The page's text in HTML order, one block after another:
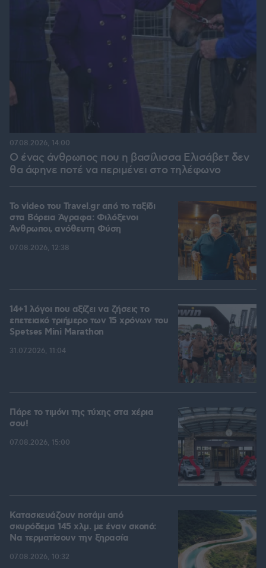
Ο ένας άνθρωπος που η βασίλισσα Ελισάβετ δεν
θα άφηνε ποτέ να περιμένει στο τηλέφωνο
07.08.2026, 14:00
To video του Travel.gr από το ταξίδι
στα Βόρεια Άγραφα: Φιλόξενοι
Άνθρωποι, ανόθευτη Φύση
07.08.2026, 12:38
14+1 λόγοι που αξίζει να ζήσεις το
επετειακό τριήμερο των 15 χρόνων του
Spetses Mini Marathon
31.07.2026, 11:04
Πάρε το τιμόνι της τύχης στα χέρια
σου!
07.08.2026, 15:00
Κατασκευάζουν ποτάμι από
σκυρόδεμα 145 χλμ. με έναν σκοπό:
Να τερματίσουν την ξηρασία
07.08.2026, 10:32